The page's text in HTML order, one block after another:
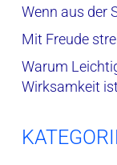
Wenn aus der
Mit Freude
Warum
Wirksamkeit ist